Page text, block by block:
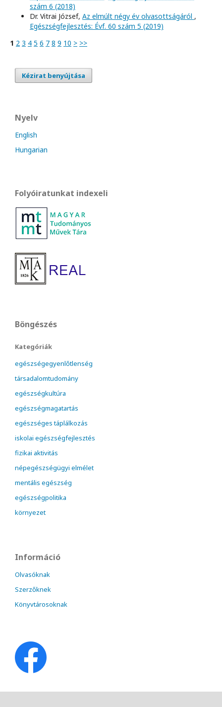
szám 6 (2018)
Dr. Vitrai József, Az elmúlt négy év olvasottságáról ,
Egészségfejlesztés: Évf. 60 szám 5 (2019)
1 2 3 4 5 6 7 8 9 10 > >>
Kézirat benyújtása
Nyelv
English
Hungarian
Folyóiratunkat indexeli
Böngészés
Kategóriák
egészségegyenlőtlenség
társadalomtudomány
egészségkultúra
egészségmagatartás
egészséges táplálkozás
iskolai egészségfejlesztés
fizikai aktivitás
népegészségügyi elmélet
mentális egészség
egészségpolitika
környezet
Információ
Olvasóknak
Szerzőknek
Könyvtárosoknak